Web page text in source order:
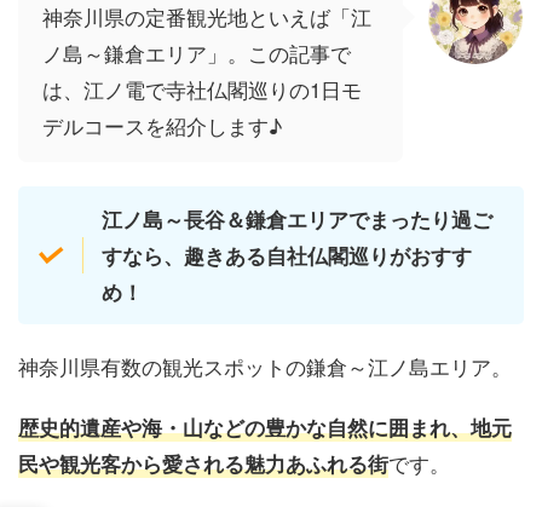
神奈川県の定番観光地といえば「江
ノ島～鎌倉エリア」。この記事で
は、江ノ電で寺社仏閣巡りの1日モ
デルコースを紹介します♪
江ノ島～長谷＆鎌倉エリアでまったり過ご
すなら、趣きある自社仏閣巡りがおすす
め！
神奈川県有数の観光スポットの鎌倉～江ノ島エリア。
歴史的遺産や海・山などの豊かな自然に囲まれ、地元
民や観光客から愛される魅力あふれる街です。